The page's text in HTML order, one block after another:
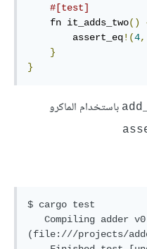
#[test]
    fn it_adds_two
()
        assert_eq
!(4,
}
}
باستخدام الماكرو
$ cargo test
(file:///projects/